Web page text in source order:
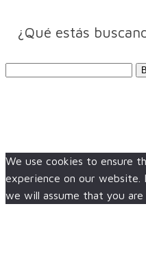
¿Qué estás
We use cookies to ensure
experience on our
we will assume that you